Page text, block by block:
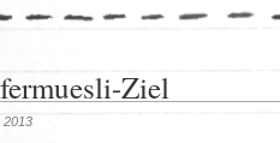
Ziel
2013